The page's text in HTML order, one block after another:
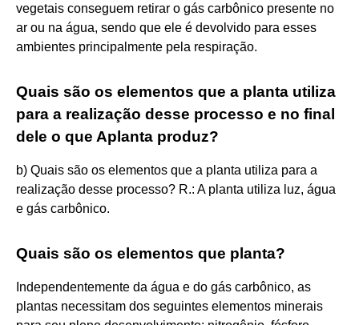
vegetais conseguem retirar o gás carbônico presente no
ar ou na água, sendo que ele é devolvido para esses
ambientes principalmente pela respiração.
Quais são os elementos que a planta utiliza
para a realização desse processo e no final
dele o que Aplanta produz?
b) Quais são os elementos que a planta utiliza para a
realização desse processo? R.: A planta utiliza luz, água
e gás carbônico.
Quais são os elementos que planta?
Independentemente da água e do gás carbônico, as
plantas necessitam dos seguintes elementos minerais